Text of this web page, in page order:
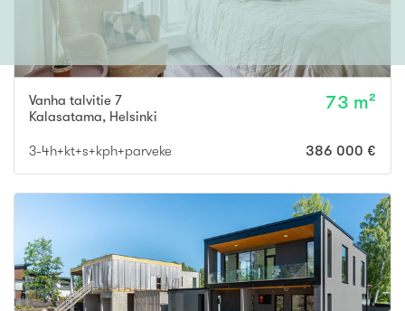
Vanha talvitie 7
Kalasatama, Helsinki
73 m²
3-4h+kt+s+kph+parveke 386 000 €